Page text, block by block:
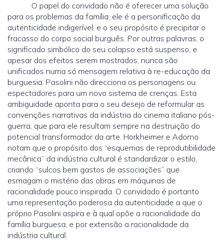
O papel do convidado não é oferecer uma solução
para os problemas da família; ele é a personificação da
autenticidade indigerível, e o seu propósito é precipitar o
fracasso do corpo social burguês. Por outras palavras, o
significado simbólico do seu colapso está suspenso, e
apesar dos efeitos serem mostrados, nunca são
unificados numa só mensagem relativa à re-educação da
burguesia. Pasolini não direcciona os personagens ou
espectadores para um novo sistema de crenças. Esta
ambiguidade aponta para o seu desejo de reformular as
convenções narrativas da indústria do cinema italiano pós-
guerra, que para ele resultam sempre na destruição do
potencial transformador da arte. Horkheimer e Adorno
notam que o propósito dos “esquemas de reprodutibilidade
mecânica” da indústria cultural é standardizar o estilo,
criando “sulcos bem gastos de associações” que
esmagam o mistério das obras em máquinas de
racionalidade pouco inspirada. O convidado é portanto
uma representação poderosa da autenticidade a que o
próprio Pasolini aspira e à qual opõe a racionalidade da
família burguesa, e por extensão a racionalidade da
indústria cultural.